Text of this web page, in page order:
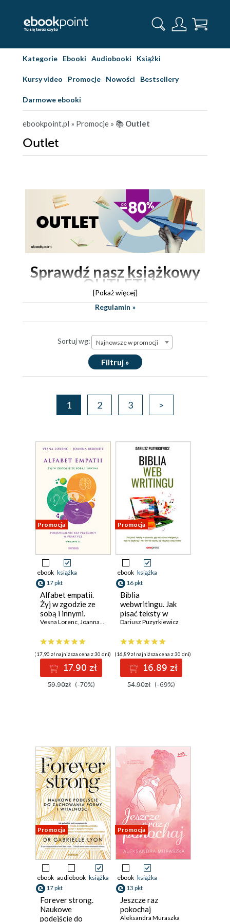
Kategorie Ebooki Audiobooki Książki
Kursy video Promocje Nowości Bestsellery
Darmowe ebooki
ebookpoint.pl » Promocje » 📚 Outlet
Outlet
Sprawdź nasz książkowy
OUTLET!
To miejsce, gdzie znajdzieszksiążki w naprawdę
Kochamy książki całymi serduchami!
Wierzymy, że każdy wydrukowany tytuł
powinien znaleźć swojego właściciela i zostać
mają odrobinę mniejszą szansę, że oczarują
kogoś na pierwszy rzut oka.
wybierz coś dla siebie!
[Pokaż więcej]
Regulamin »
Sortuj wg: Najnowsze w promocji
Filtruj »
1 2 3 >
Promocja
ebook książka
17 pkt
Alfabet empatii.
Żyj w zgodzie ze
sobą i innymi.
Porozumienie bez
praktyce. Wydanie
2
Vesna Lorenc, Joanna Berendt
(17,90 zł najniższa cena z 30 dni)
17.90 zł
59.90zł (-70%)
Promocja
ebook książka
16 pkt
Biblia
webwritingu. Jak
pisać teksty w
czasach, gdy
inteligencja robi to
szybciej i nikt ich
nie czyta, bo
wszyscy wolą
wideo
Dariusz Puzyrkiewicz
(16,89 zł najniższa cena z 30 dni)
16.89 zł
54.90zł (-69%)
Promocja
ebook audiobook książka
17 pkt
Forever strong.
Naukowe
podejście do
Promocja
ebook książka
13 pkt
Jeszcze raz
pokochaj
Aleksandra Muraszka